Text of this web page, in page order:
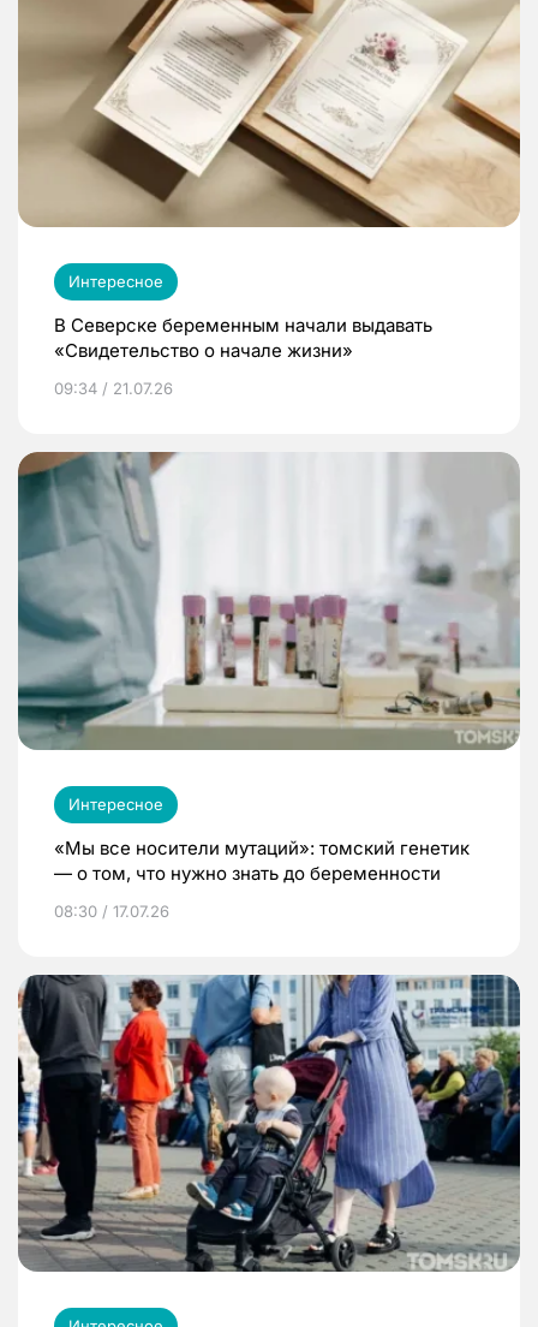
Интересное
В Северске беременным начали выдавать
«Свидетельство о начале жизни»
09:34 / 21.07.26
Интересное
«Мы все носители мутаций»: томский генетик
— о том, что нужно знать до беременности
08:30 / 17.07.26